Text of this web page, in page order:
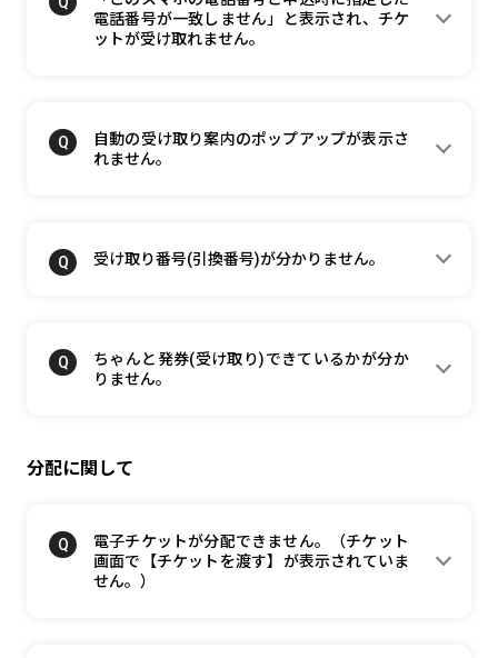
電話番号が一致しません」と表示され、チケ
ットが受け取れません。
自動の受け取り案内のポップアップが表示さ
れません。
受け取り番号(引換番号)が分かりません。
ちゃんと発券(受け取り)できているかが分か
りません。
分配に関して
電子チケットが分配できません。（チケット
画面で【チケットを渡す】が表示されていま
せん。）